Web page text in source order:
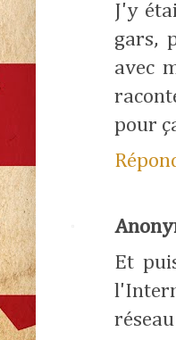
J'y
gars,
avec
pour
Et
réseau